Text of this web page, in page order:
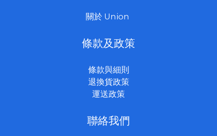
關於 Union
條款及政策
條款與細則
退換貨政策
運送政策
聯絡我們